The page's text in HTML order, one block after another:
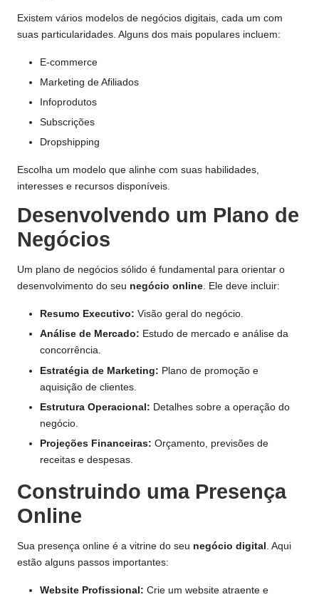
Existem vários modelos de negócios digitais, cada um com
suas particularidades. Alguns dos mais populares incluem:
E-commerce
Marketing de Afiliados
Infoprodutos
Subscrições
Dropshipping
Escolha um modelo que alinhe com suas habilidades,
interesses e recursos disponíveis.
Desenvolvendo um Plano de
Negócios
Um plano de negócios sólido é fundamental para orientar o
desenvolvimento do seu negócio online. Ele deve incluir:
Resumo Executivo: Visão geral do negócio.
Análise de Mercado: Estudo de mercado e análise da
concorrência.
Estratégia de Marketing: Plano de promoção e
aquisição de clientes.
Estrutura Operacional: Detalhes sobre a operação do
negócio.
Projeções Financeiras: Orçamento, previsões de
receitas e despesas.
Construindo uma Presença
Online
Sua presença online é a vitrine do seu negócio digital . Aqui
estão alguns passos importantes:
Website Profissional: Crie um website atraente e